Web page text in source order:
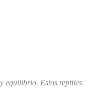
equilibrio. Estos reptiles